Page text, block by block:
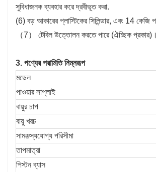
সুবিধাজনক ব্যবহার করে দ্রবীভূত করা.
(6) বড় আকারের প্লাস্টিকের সিলিন্ডার, এবং 14 কেজি
（7） টেবিল উত্তোলন করতে পারে (ঐচ্ছিক প্রকার)।
3. পণ্যের পরামিতি নিম্নরূপ
মডেল
পাওয়ার সাপ্লাই
বায়ুর চাপ
বায়ু খরচ
সামঞ্জস্যযোগ্য পরিসীমা
তাপমাত্রা
পিস্টন ব্যাস